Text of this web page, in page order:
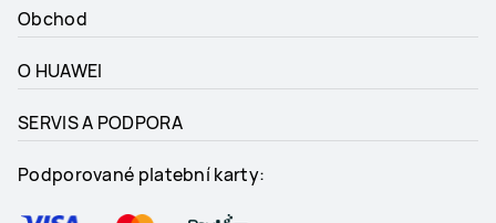
Obchod
O HUAWEI
SERVIS A PODPORA
Podporované platební karty: